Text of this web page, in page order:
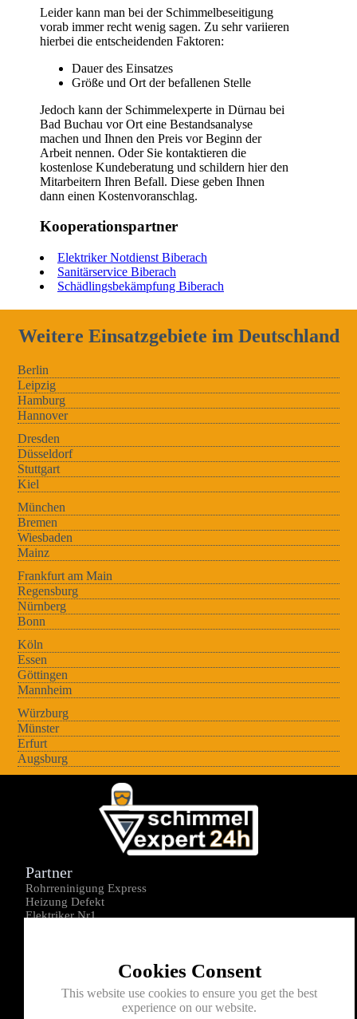
Leider kann man bei der Schimmelbeseitigung
vorab immer recht wenig sagen. Zu sehr variieren
hierbei die entscheidenden Faktoren:
Dauer des Einsatzes
Größe und Ort der befallenen Stelle
Jedoch kann der Schimmelexperte in Dürnau bei
Bad Buchau vor Ort eine Bestandsanalyse
machen und Ihnen den Preis vor Beginn der
Arbeit nennen. Oder Sie kontaktieren die
kostenlose Kundeberatung und schildern hier den
Mitarbeitern Ihren Befall. Diese geben Ihnen
dann einen Kostenvoranschlag.
Kooperationspartner
Elektriker Notdienst Biberach
Sanitärservice Biberach
Schädlingsbekämpfung Biberach
Weitere Einsatzgebiete im Deutschland
Berlin
Leipzig
Hamburg
Hannover
Dresden
Düsseldorf
Stuttgart
Kiel
München
Bremen
Wiesbaden
Mainz
Frankfurt am Main
Regensburg
Nürnberg
Bonn
Köln
Essen
Göttingen
Mannheim
Würzburg
Münster
Erfurt
Augsburg
Cookies Consent
This website use cookies to ensure you get the best
experience on our website.
Partner
Rohrreninigung Express
Heizung Defekt
Elektriker Nr1
Kontakt